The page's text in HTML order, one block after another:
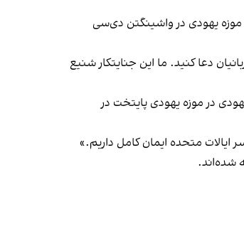
موزه یهودی در واشینگتن دی‌سی
دعا کنید. ما این جنایتکار شنیع
در موزه یهودی پایتخت در
ایالات متحده ایمان کامل داریم.»
شده‌اند.